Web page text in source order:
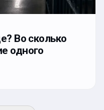
Во сколько
одного